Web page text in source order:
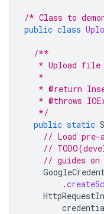
/* Class to
public class
/**
* Upload file
   *
* @return
* @throws
   */
public static
// Load pre-
//
// guides on
.